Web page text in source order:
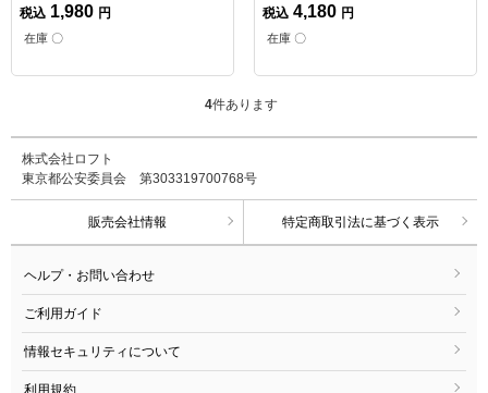
税込 1,980 円
在庫 〇
税込 4,180 円
在庫 〇
4件あります
株式会社ロフト
東京都公安委員会 第303319700768号
販売会社情報 特定商取引法に基づく表示
ヘルプ・お問い合わせ
ご利用ガイド
情報セキュリティについて
利用規約